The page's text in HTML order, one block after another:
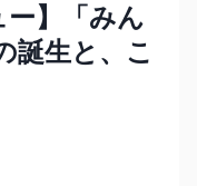
ー】「みん
誕生と、こ